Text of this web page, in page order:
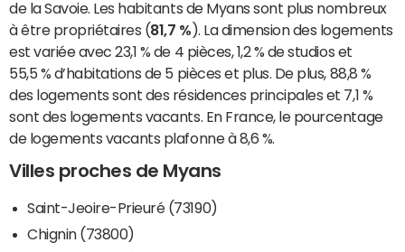
de la Savoie. Les habitants de Myans sont plus nombreux
à être propriétaires (81,7 % ). La dimension des logements
est variée avec 23,1 % de 4 pièces, 1,2 % de studios et
55,5 % d’habitations de 5 pièces et plus. De plus, 88,8 %
des logements sont des résidences principales et 7,1 %
sont des logements vacants. En France, le pourcentage
de logements vacants plafonne à 8,6 %.
Villes proches de Myans
Saint-Jeoire-Prieuré (73190)
Chignin (73800)